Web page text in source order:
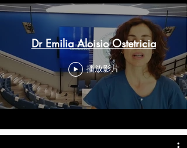
Dr Emilia Aloisio Ostetricia
播放影片